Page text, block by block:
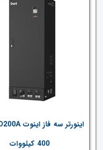
400 کیلووات